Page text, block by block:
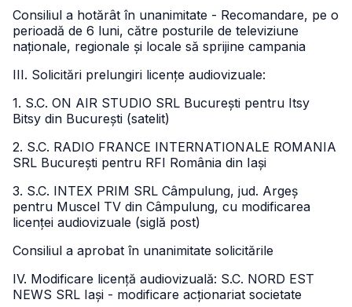
Consiliul a hotărât în unanimitate - Recomandare, pe o
perioadă de 6 luni, către posturile de televiziune
naționale, regionale și locale să sprijine campania
III. Solicitări prelungiri licențe audiovizuale:
1. S.C. ON AIR STUDIO SRL București pentru Itsy
Bitsy din București (satelit)
2. S.C. RADIO FRANCE INTERNATIONALE ROMANIA
SRL București pentru RFI România din Iași
3. S.C. INTEX PRIM SRL Câmpulung, jud. Argeș
pentru Muscel TV din Câmpulung, cu modificarea
licenței audiovizuale (siglă post)
Consiliul a aprobat în unanimitate solicitările
IV. Modificare licență audiovizuală: S.C. NORD EST
NEWS SRL Iași - modificare acționariat societate